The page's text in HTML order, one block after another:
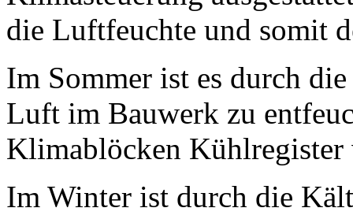
die Luftfeuchte und somit
Im Sommer ist es durch
Luft im Bauwerk zu
Klimablöcken Kühlregister
Im Winter ist durch die